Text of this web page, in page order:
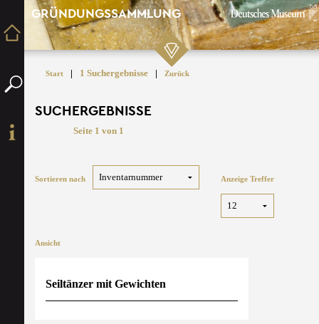
GRÜNDUNGSSAMMLUNG
Start | 1 Suchergebnisse | Zurück
SUCHERGEBNISSE
Seite 1 von 1
Sortieren nach Anzeige Treffer
Ansicht
Seiltänzer mit Gewichten